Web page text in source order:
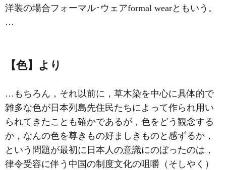
洋装の場合フォーマル･ウェアformal wearともいう。
…
【色】より
…もちろん，それ以前に， 草木染を中心に具体的で
雑多な色が日本列島先住民たちによって作られ用い
られてきたことも確かであるが，色をどう観念する
か，なんの色を尊きもの好ましきものと感ずるか，
という問題が最初に日本人の意識にのぼったのは，
律令受容に伴う中国の制度文化の咀嚼（そしやく）